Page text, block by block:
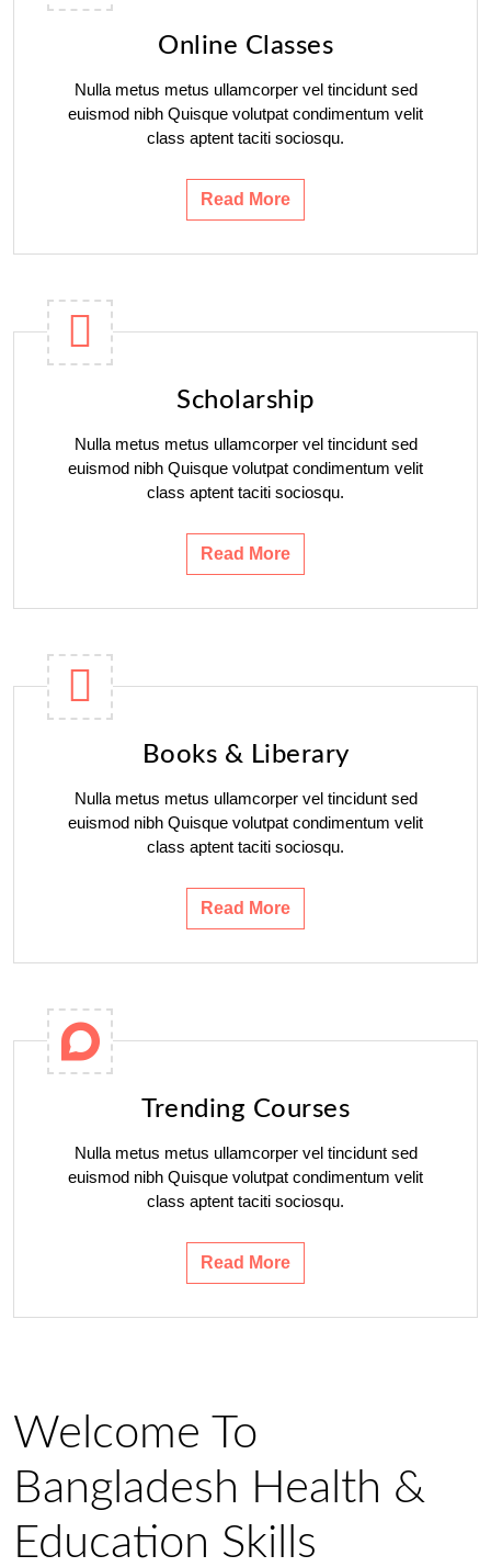
Online Classes
Nulla metus metus ullamcorper vel tincidunt sed
euismod nibh Quisque volutpat condimentum velit
class aptent taciti sociosqu.
Read More
Scholarship
Nulla metus metus ullamcorper vel tincidunt sed
euismod nibh Quisque volutpat condimentum velit
class aptent taciti sociosqu.
Read More
Books & Liberary
Nulla metus metus ullamcorper vel tincidunt sed
euismod nibh Quisque volutpat condimentum velit
class aptent taciti sociosqu.
Read More
Trending Courses
Nulla metus metus ullamcorper vel tincidunt sed
euismod nibh Quisque volutpat condimentum velit
class aptent taciti sociosqu.
Read More
Welcome To
Bangladesh Health &
Education Skills